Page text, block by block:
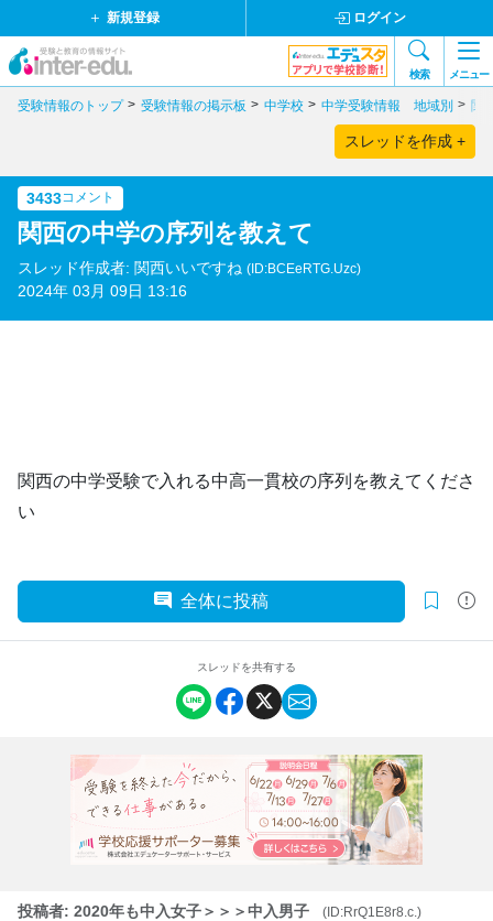
新規登録 ログイン
検索 メニュー
受験情報のトップ 受験情報の掲示板 中学校 中学受験情報 地域別 関
スレッドを作成 +
3433コメント
関西の中学の序列を教えて
スレッド作成者: 関西いいですね (ID:BCEeRTG.Uzc)
2024年 03月 09日 13:16
関西の中学受験で入れる中高一貫校の序列を教えてくださ
い
全体に投稿
スレッドを共有する
投稿者: 2020年も中入女子＞＞＞中入男子
(ID:RrQ1E8r8.c.)